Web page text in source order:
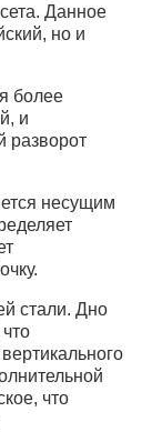
Данное
но и
более
и
разворот
несущим
стали. Дно
что